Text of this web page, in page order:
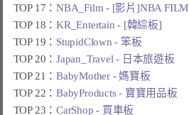
TOP 17：NBA_Film - [影片]NBA FILM
TOP 18：KR_Entertain - [韓綜板]
TOP 19： StupidClown - 笨板
TOP 20：Japan_Travel - 日本旅遊板
TOP 21：BabyMother - 媽寶板
TOP 22：BabyProducts - 寶寶用品板
TOP 23：CarShop - 買車板